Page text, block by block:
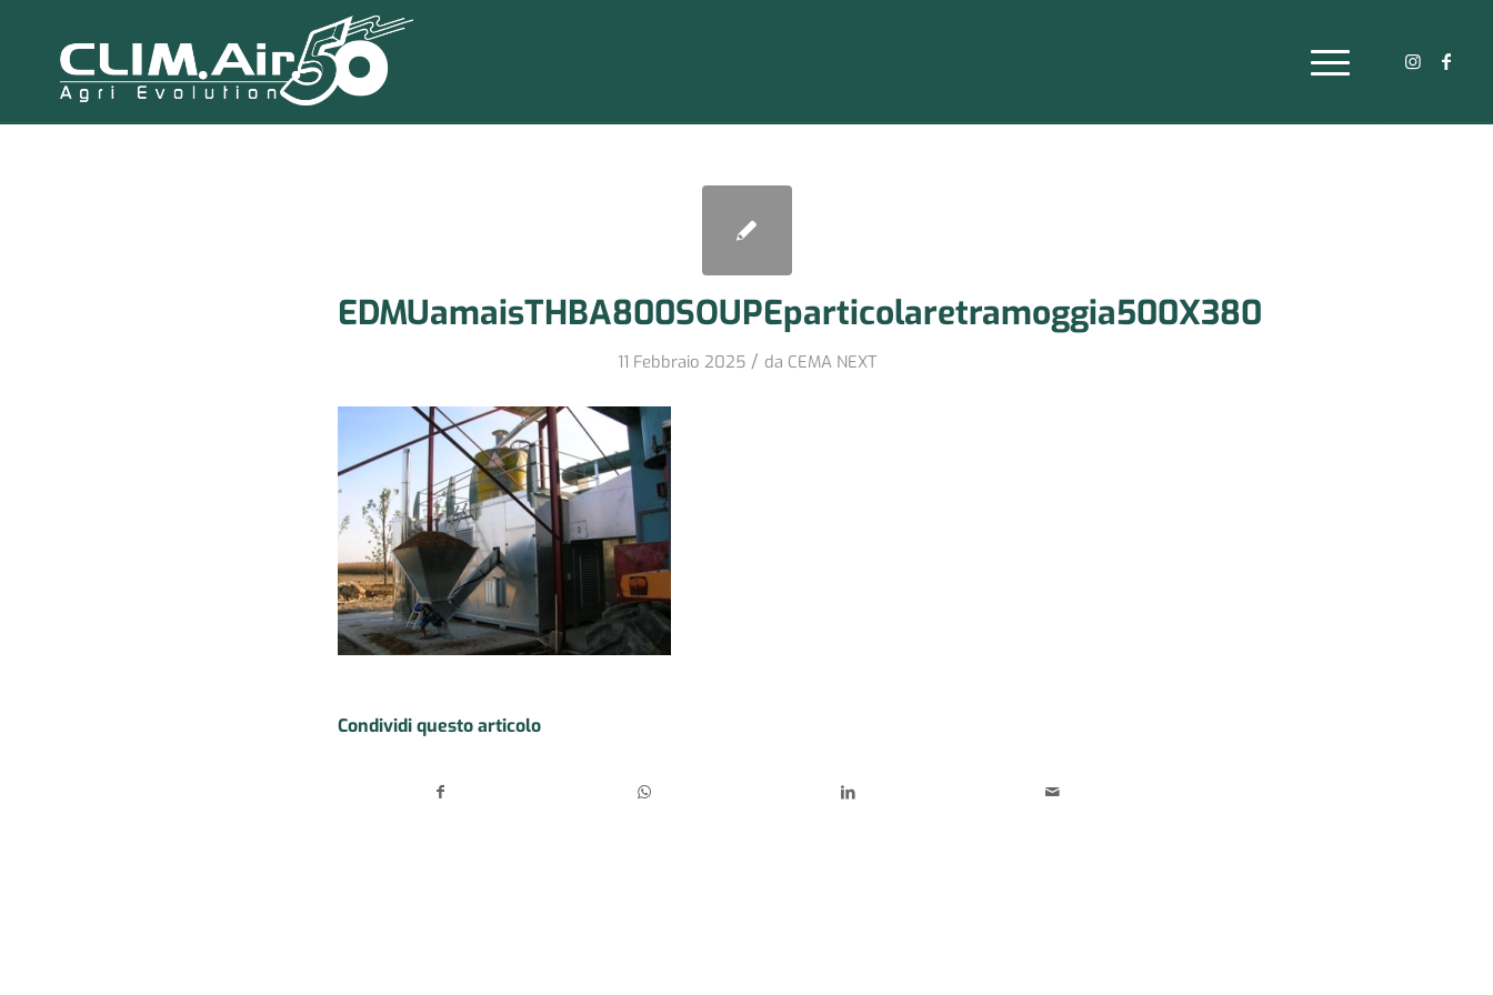
EDMUamaisTHBA800SOUPEparticolaretramoggia500X380
11 Febbraio 2025 / da CEMA NEXT
Condividi questo articolo